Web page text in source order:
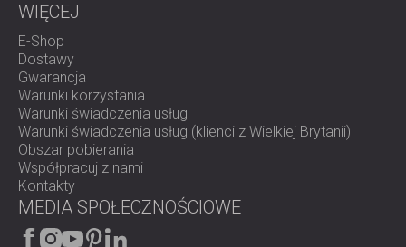
WIĘCEJ
E-Shop
Dostawy
Gwarancja
Warunki korzystania
Warunki świadczenia usług
Warunki świadczenia usług (klienci z Wielkiej Brytanii)
Obszar pobierania
Współpracuj z nami
Kontakty
MEDIA SPOŁECZNOŚCIOWE